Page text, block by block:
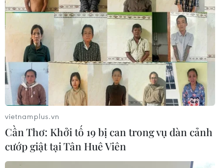
vietnamplus.vn
Cần Thơ: Khởi tố 19 bị can trong vụ dàn cảnh
cướp giật tại Tân Huê Viên